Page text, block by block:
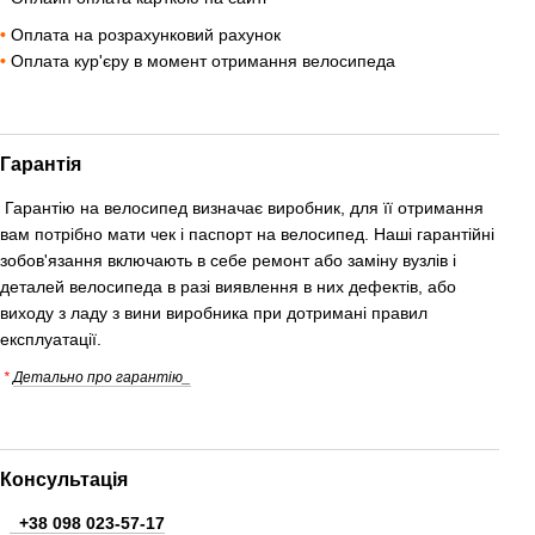
• Оплата на розрахунковий рахунок
• Оплата кур'єру в момент отримання велосипеда
Гарантія
Гарантію на велосипед визначає виробник, для її отримання
вам потрібно мати чек і паспорт на велосипед. Наші гарантійні
зобов'язання включають в себе ремонт або заміну вузлів і
деталей велосипеда в разі виявлення в них дефектів, або
виходу з ладу з вини виробника при дотримані правил
експлуатації.
* Детально про гарантію_
Консультація
+38 098 023-57-17